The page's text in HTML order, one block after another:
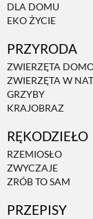
DLA DOMU
EKO ŻYCIE
PRZYRODA
ZWIERZĘTA
ZWIERZĘTA W
GRZYBY
KRAJOBRAZ
RĘKODZIEŁO
RZEMIOSŁO
ZWYCZAJE
ZRÓB TO SAM
PRZEPISY